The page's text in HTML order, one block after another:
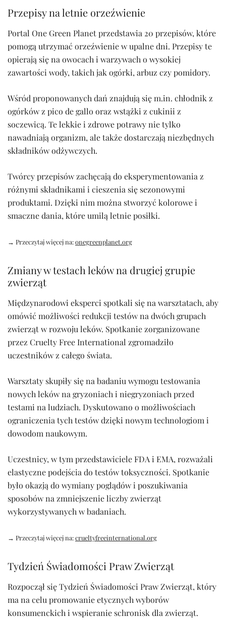
Przepisy na letnie orzeźwienie
Portal One Green Planet przedstawia 20 przepisów, które
pomogą utrzymać orzeźwienie w upalne dni. Przepisy te
opierają się na owocach i warzywach o wysokiej
zawartości wody, takich jak ogórki, arbuz czy pomidory.
Wśród proponowanych dań znajdują się m.in. chłodnik z
ogórków z pico de gallo oraz wstążki z cukinii z
soczewicą. Te lekkie i zdrowe potrawy nie tylko
nawadniają organizm, ale także dostarczają niezbędnych
składników odżywczych.
Twórcy przepisów zachęcają do eksperymentowania z
różnymi składnikami i cieszenia się sezonowymi
produktami. Dzięki nim można stworzyć kolorowe i
smaczne dania, które umilą letnie posiłki.
→ Przeczytaj więcej na:onegreenplanet.org
Zmiany w testach leków na drugiej grupie
zwierząt
Międzynarodowi eksperci spotkali się na warsztatach, aby
omówić możliwości redukcji testów na dwóch grupach
zwierząt w rozwoju leków. Spotkanie zorganizowane
przez Cruelty Free International zgromadziło
uczestników z całego świata.
Warsztaty skupiły się na badaniu wymogu testowania
nowych leków na gryzoniach i niegryzoniach przed
testami na ludziach. Dyskutowano o możliwościach
ograniczenia tych testów dzięki nowym technologiom i
dowodom naukowym.
Uczestnicy, w tym przedstawiciele FDA i EMA, rozważali
elastyczne podejścia do testów toksyczności. Spotkanie
było okazją do wymiany poglądów i poszukiwania
sposobów na zmniejszenie liczby zwierząt
wykorzystywanych w badaniach.
→ Przeczytaj więcej na:crueltyfreeinternational.org
Tydzień Świadomości Praw Zwierząt
Rozpoczął się Tydzień Świadomości Praw Zwierząt, który
ma na celu promowanie etycznych wyborów
konsumenckich i wspieranie schronisk dla zwierząt.